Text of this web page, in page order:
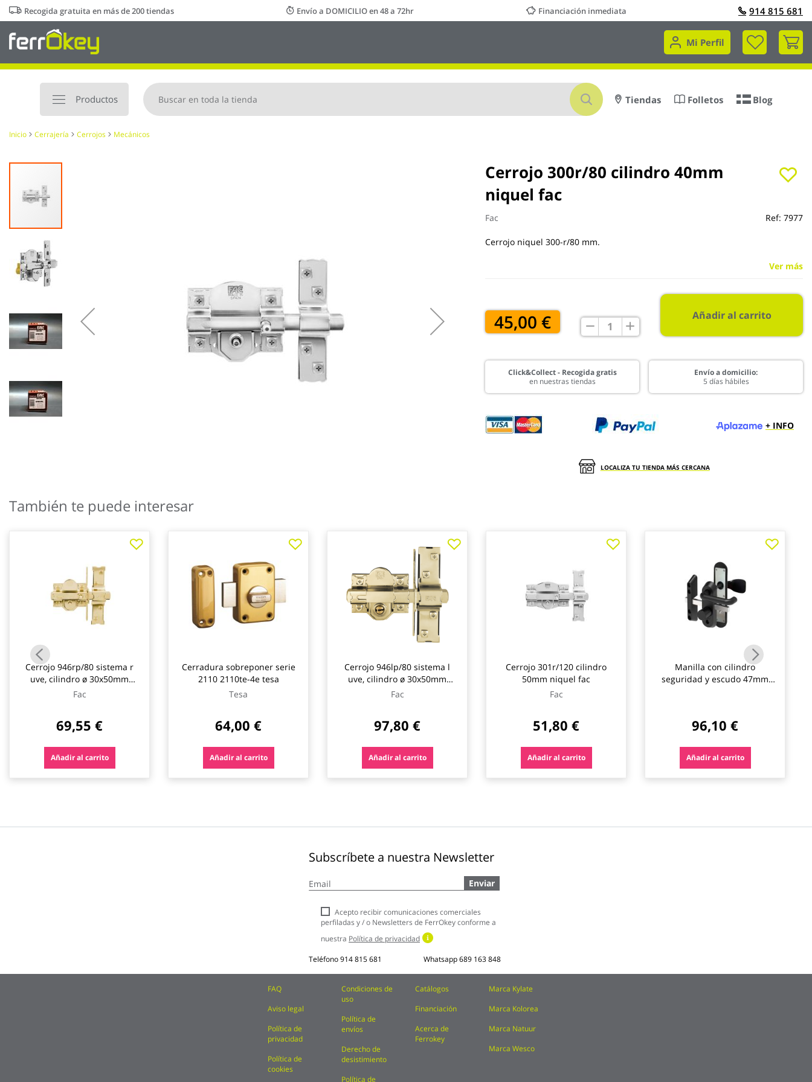
Ir
al
contenido
Recogida gratuita en más de 200 tiendas Envío a DOMICILIO en 48 a 72hr Financiación inmediata 914 815 681
Mi Perfil
Mi
Productos
Buscar
Tiendas Folletos Blog
Inicio Cerrajería Cerrojos Mecánicos
Cerrojo 300r/80 cilindro 40mm
niquel fac
Fac Ref: 7977
Cerrojo niquel 300-r/80 mm.
Ver más
45,00 € Añadir al carrito
Click&Collect - Recogida gratis
en nuestras tiendas
Envío a domicilio:
5 días hábiles
+ INFO
LOCALIZA TU TIENDA MÁS CERCANA
Saltar
final
galería
imágenes
al
comienzo
También te puede interesar
Cerrojo 946rp/80 sistema r
uve, cilindro ø 30x50mm
dorado fac
Fac
69,55 €
Añadir al carrito
Cerradura sobreponer serie
2110 2110te-4e tesa
Tesa
64,00 €
Añadir al carrito
Cerrojo 946lp/80 sistema l
uve, cilindro ø 30x50mm
dorado fac
Fac
97,80 €
Añadir al carrito
Cerrojo 301r/120 cilindro
50mm niquel fac
Fac
51,80 €
Añadir al carrito
Manilla con cilindro
seguridad y escudo 47mm
96,10 €
Añadir al carrito
Subscríbete a nuestra Newsletter
a
boletín
noticias:
Enviar
Acepto recibir comunicaciones comerciales
perfiladas y / o Newsletters de FerrOkey conforme a
nuestra Política de privacidad
Teléfono914 815 681 Whatsapp689 163 848
FAQ
Aviso legal
Política de
privacidad
Política de
cookies
Condiciones de
uso
Política de
envíos
Derecho de
desistimiento
Política de
Catálogos
Financiación
Acerca de
Ferrokey
Marca Kylate
Marca Kolorea
Marca Natuur
Marca Wesco